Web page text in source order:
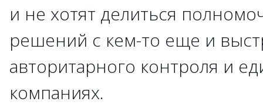
и не хотят делиться
решений с кем-то еще и
авторитарного контроля и
компаниях.